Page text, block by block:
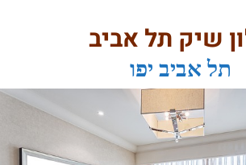
שיק תל אביב
תל אביב יפו